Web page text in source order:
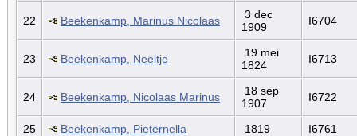
22 Beekenkamp, Marinus Nicolaas
3 dec
1909
I6704
23 Beekenkamp, Neeltje
19 mei
1824
I6713
24 Beekenkamp, Nicolaas Marinus
18 sep
1907
I6722
25 Beekenkamp, Pieternella 1819 I6761